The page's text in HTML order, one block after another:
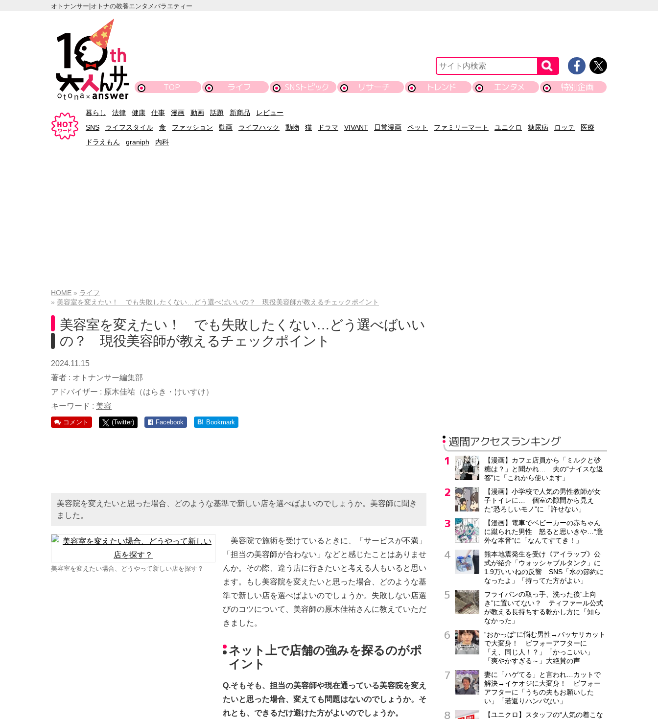
オトナンサー|オトナの教養エンタメバラエティー
TOP ライフ SNSトピック リサーチ トレンド エンタメ 特別企画
暮らし 法律 健康 仕事 漫画 動画 話題 新商品
レビュー
SNS
ライフスタイル 食 ファッション 動画 ライフハック 動物 猫 ドラマ VIVANT 日常漫画 ペット ファミリーマート ユニクロ 糖尿病 ロッテ
医療
ドラえもん
graniph 内科
HOME
ライフ
美容室を変えたい！ でも失敗したくない…どう選べばいいの？ 現役美容師が教えるチェックポイント
美容室を変えたい！ でも失敗したくない…どう選べばいい
の？ 現役美容師が教えるチェックポイント
2024.11.15
著者 : オトナンサー編集部
アドバイザー : 原木佳祐（はらき・けいすけ）
キーワード : 美容
コメント (Twitter) Facebook B! Bookmark
美容院を変えたいと思った場合、どのような基準で新しい店を選べばよいのでしょうか。美容師に聞き
ました。
美容室を変えたい場合、どうやって新しい店を探す？
美容院で施術を受けているときに、「サービスが不満」
「担当の美容師が合わない」などと感じたことはありませ
んか。その際、違う店に行きたいと考える人もいると思い
ます。もし美容院を変えたいと思った場合、どのような基
準で新しい店を選べばよいのでしょうか。失敗しない店選
びのコツについて、美容師の原木佳祐さんに教えていただ
きました。
ネット上で店舗の強みを探るのがポ
イント
Q.そもそも、担当の美容師や現在通っている美容院を変え
たいと思った場合、変えても問題はないのでしょうか。そ
れとも、できるだけ避けた方がよいのでしょうか。
週間アクセスランキング
【漫画】カフェ店員から「ミルクと砂
糖は？」と聞かれ… 夫の“ナイスな返
答”に「これから使います」
【漫画】小学校で人気の男性教師が女
子トイレに… 個室の隙間から見え
た“恐ろしいモノ”に「許せない」
【漫画】電車でベビーカーの赤ちゃん
に蹴られた男性 怒ると思いきや…“意
外な本音”に「なんてすてき！」
熊本地震発生を受け《アイラップ》公
式が紹介「ウォッシャブルタンク」に
1.9万いいねの反響 SNS「水の節約に
なったよ」「持ってた方がよい」
フライパンの取っ手、洗った後“上向
き”に置いてない？ ティファール公式
が教える長持ちする乾かし方に「知ら
なかった」
“おかっぱ”に悩む男性→バッサリカット
で大変身！ ビフォーアフターに
「え、同じ人！？」「かっこいい」
「爽やかすぎる～」大絶賛の声
妻に「ハゲてる」と言われ…カットで
解決→イケオジに大変身！ ビフォー
アフターに「うちの夫もお願いした
い」「若返りハンパない」
【ユニクロ】スタッフの“人気の着こな